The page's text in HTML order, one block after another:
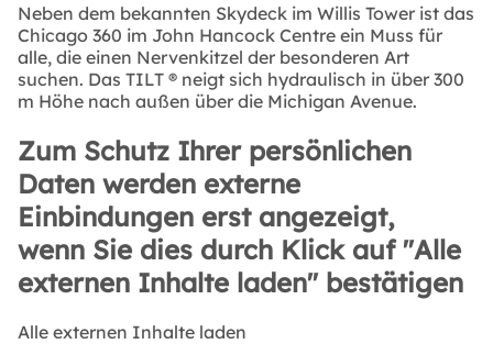
Neben dem bekannten Skydeck im Willis Tower ist das
Chicago 360 im John Hancock Centre ein Muss für
alle, die einen Nervenkitzel der besonderen Art
suchen. Das TILT ® neigt sich hydraulisch in über 300
m Höhe nach außen über die Michigan Avenue.
Zum Schutz Ihrer persönlichen
Daten werden externe
Einbindungen erst angezeigt,
wenn Sie dies durch Klick auf "Alle
externen Inhalte laden" bestätigen
Alle externen Inhalte laden